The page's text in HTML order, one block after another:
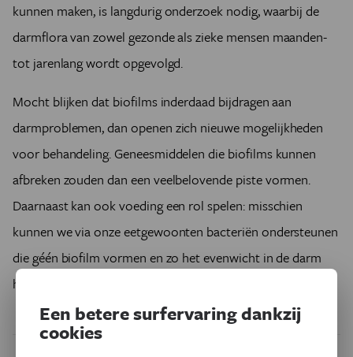
kunnen maken, is langdurig onderzoek nodig, waarbij de
darmflora van zowel gezonde als zieke mensen maanden-
tot jarenlang wordt opgevolgd.
Mocht blijken dat biofilms inderdaad bijdragen aan
darmproblemen, dan openen zich nieuwe mogelijkheden
voor behandeling. Geneesmiddelen die biofilms kunnen
afbreken zouden dan een veelbelovende piste vormen.
Daarnaast kan ook voeding een rol spelen: misschien
kunnen we via onze eetgewoonten bacteriën ondersteunen
die géén biofilm vormen en zo het evenwicht in de darm
herstellen.
Een betere surfervaring dankzij
cookies